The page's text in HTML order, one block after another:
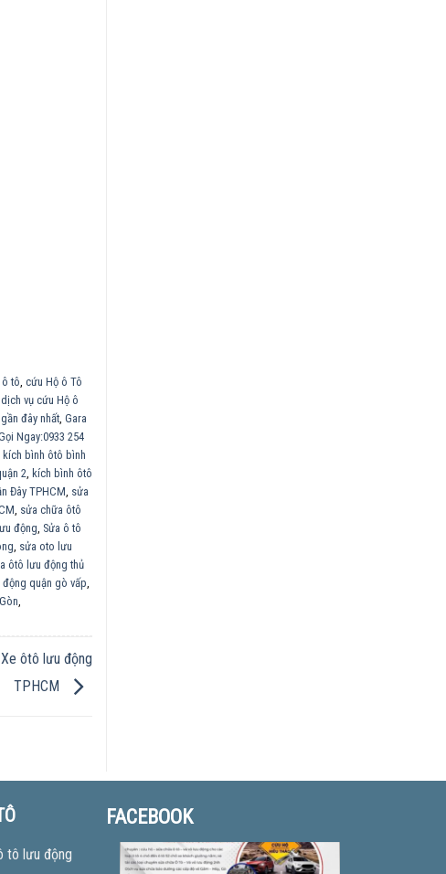
tô cứu Hộ ô Tô
dịch vụ cứu Hộ ô
đây nhất Gara
Ngay:0933 254
kích bình ôtô bình
2 kích bình ôtô
Đây TPHCM sửa
sửa chữa ôtô
động Sửa ô tô
sửa oto lưu
ôtô lưu động thủ
động quận gò vấp
ôtô lưu động
TPHCM
tô lưu động
FACEBOOK